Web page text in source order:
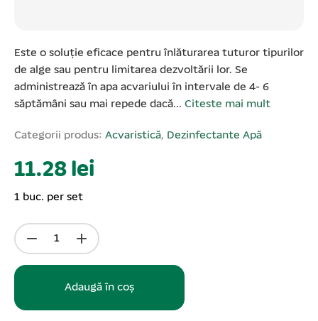
Este o soluție eficace pentru înlăturarea tuturor tipurilor
de alge sau pentru limitarea dezvoltării lor. Se
administrează în apa acvariului în intervale de 4- 6
săptămâni sau mai repede dacă... Citeste mai mult
Categorii produs: Acvaristică, Dezinfectante Apă
11.28 lei
1 buc. per set
Adaugă în coș